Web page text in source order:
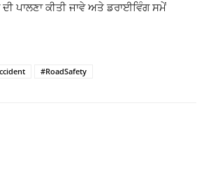
ਪਾਲਣਾ ਕੀਤੀ ਜਾਵੇ ਅਤੇ ਡਰਾਈਵਿੰਗ ਸਮੇਂ
#RoadSafety